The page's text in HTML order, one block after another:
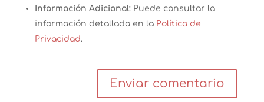
Información Adicional: Puede consultar la
información detallada en la Política de
Privacidad.